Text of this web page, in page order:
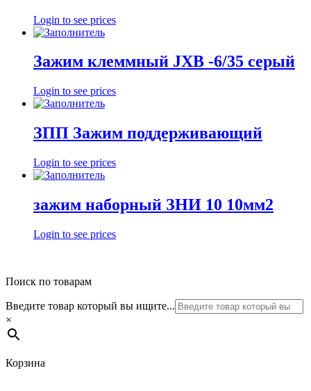
Login to see prices
Зажим клеммный JXB -6/35 серый
Login to see prices
ЗПП Зажим поддерживающий
Login to see prices
зажим наборный ЗНИ 10 10мм2
Login to see prices
Поиск по товарам
Введите товар который вы ищите...
×
Корзина